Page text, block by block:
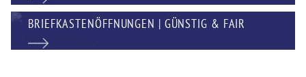
BRIEFKASTENÖFFNUNGEN | GÜNSTIG & FAIR